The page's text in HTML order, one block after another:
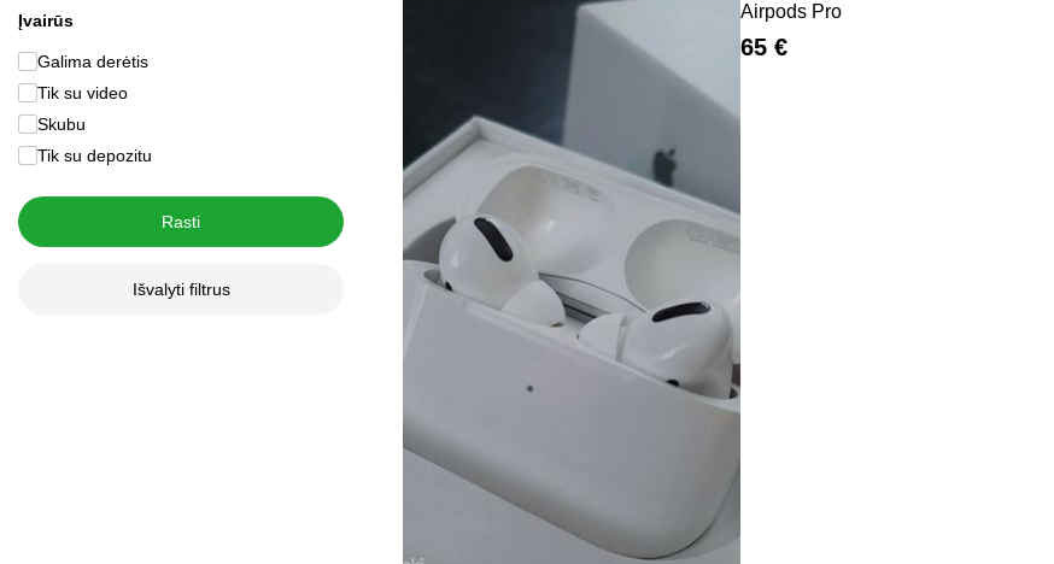
Airpods Pro
65 €
Įvairūs
Galima derėtis
Tik su video
Skubu
Tik su depozitu
Rasti
Išvalyti filtrus